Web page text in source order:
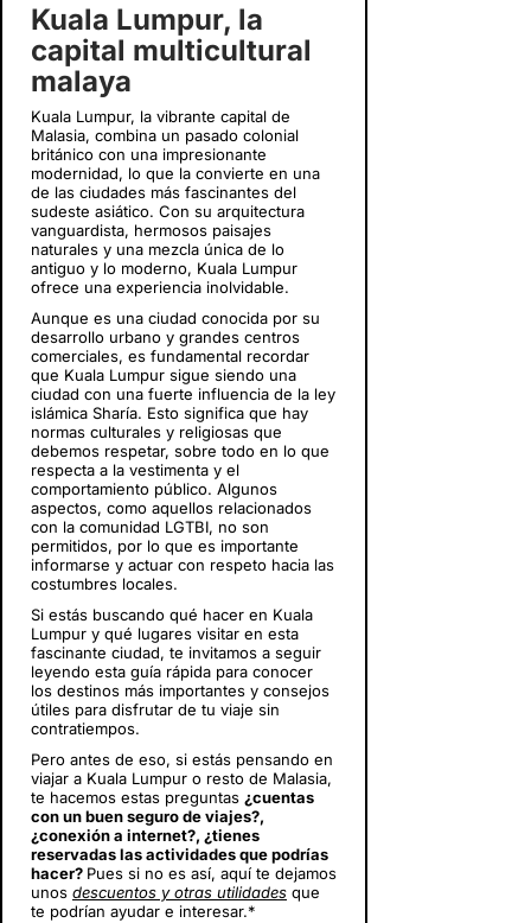
Kuala Lumpur, la
capital multicultural
malaya
Kuala Lumpur, la vibrante capital de
Malasia, combina un pasado colonial
británico con una impresionante
modernidad, lo que la convierte en una
de las ciudades más fascinantes del
sudeste asiático. Con su arquitectura
vanguardista, hermosos paisajes
naturales y una mezcla única de lo
antiguo y lo moderno, Kuala Lumpur
ofrece una experiencia inolvidable.
Aunque es una ciudad conocida por su
desarrollo urbano y grandes centros
comerciales, es fundamental recordar
que Kuala Lumpur sigue siendo una
ciudad con una fuerte influencia de la ley
islámica Sharía. Esto significa que hay
normas culturales y religiosas que
debemos respetar, sobre todo en lo que
respecta a la vestimenta y el
comportamiento público. Algunos
aspectos, como aquellos relacionados
con la comunidad LGTBI, no son
permitidos, por lo que es importante
informarse y actuar con respeto hacia las
costumbres locales.
Si estás buscando qué hacer en Kuala
Lumpur y qué lugares visitar en esta
fascinante ciudad, te invitamos a seguir
leyendo esta guía rápida para conocer
los destinos más importantes y consejos
útiles para disfrutar de tu viaje sin
contratiempos.
Pero antes de eso, si estás pensando en
viajar a Kuala Lumpur o resto de Malasia,
te hacemos estas preguntas ¿cuentas
con un buen seguro de viajes?,
¿conexión a internet?, ¿tienes
reservadas las actividades que podrías
hacer? Pues si no es así, aquí te dejamos
unos descuentos y otras utilidades que
te podrían ayudar e interesar.*